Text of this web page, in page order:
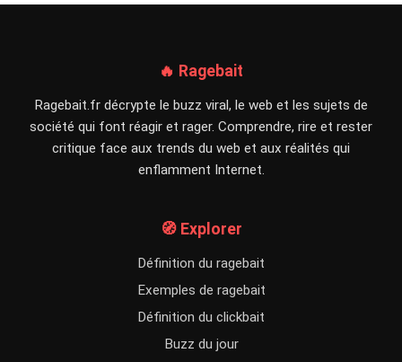
🔥 Ragebait
Ragebait.fr décrypte le buzz viral, le web et les sujets de
société qui font réagir et rager. Comprendre, rire et rester
critique face aux trends du web et aux réalités qui
enflamment Internet.
🧭 Explorer
Définition du ragebait
Exemples de ragebait
Définition du clickbait
Buzz du jour